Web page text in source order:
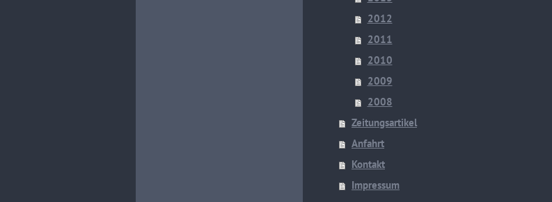
2012
2011
2010
2009
2008
Zeitungsartikel
Anfahrt
Kontakt
Impressum